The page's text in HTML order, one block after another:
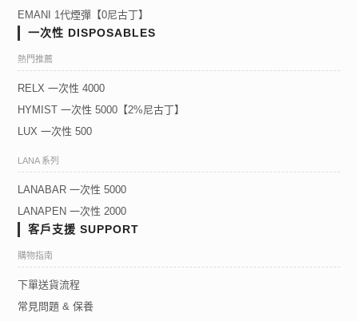
EMANI 1代煙彈【0尼古丁】
一次性 DISPOSABLES
熱門推薦
RELX 一次性 4000
HYMIST 一次性 5000【2%尼古丁】
LUX 一次性 500
LANA 系列
LANABAR 一次性 5000
LANAPEN 一次性 2000
客戶支援 SUPPORT
購物指南
下單送貨流程
常見問題 & 保養